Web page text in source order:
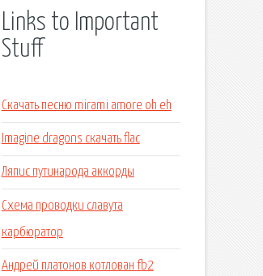
Links to Important
Stuff
Скачать песню mirami amore oh eh
Imagine dragons скачать flac
Ляпис путинарода аккорды
Схема проводки славута
карбюратор
Андрей платонов котлован fb2